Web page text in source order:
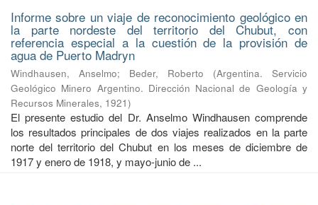
Informe sobre un viaje de reconocimiento geológico en
la parte nordeste del territorio del Chubut, con
referencia especial a la cuestión de la provisión de
agua de Puerto Madryn
Windhausen, Anselmo; Beder, Roberto (Argentina. Servicio
Geológico Minero Argentino. Dirección Nacional de Geología y
Recursos Minerales, 1921)
El presente estudio del Dr. Anselmo Windhausen comprende
los resultados principales de dos viajes realizados en la parte
norte del territorio del Chubut en los meses de diciembre de
1917 y enero de 1918, y mayo-junio de ...